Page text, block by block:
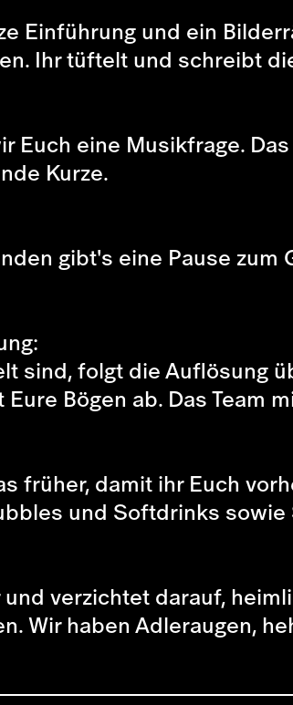
Einführung und ein
Ihr tüftelt und schreibt
Euch eine Musikfrage.
Kurze.
gibt's eine Pause
sind, folgt die Auflösung
Bögen ab. Das Team
früher, damit ihr Euch
und Softdrinks
verzichtet darauf,
Wir haben Adleraugen,